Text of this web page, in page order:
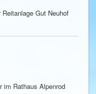
Gut Neuhof
im Rathaus Alpenrod